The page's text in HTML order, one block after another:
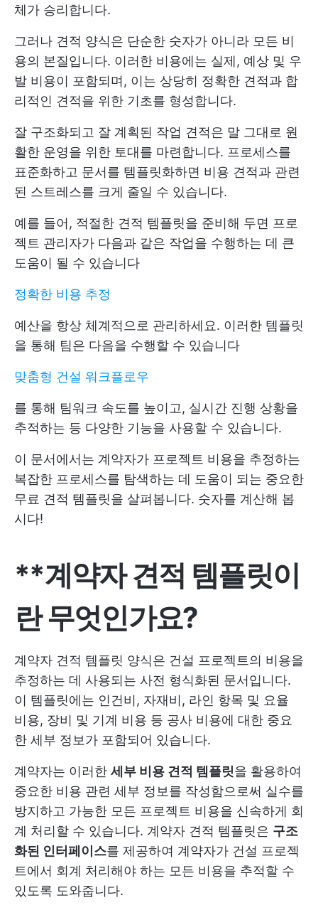
체가 승리합니다.
그러나 견적 양식은 단순한 숫자가 아니라 모든 비
용의 본질입니다. 이러한 비용에는 실제, 예상 및 우
발 비용이 포함되며, 이는 상당히 정확한 견적과 합
리적인 견적을 위한 기초를 형성합니다.
잘 구조화되고 잘 계획된 작업 견적은 말 그대로 원
활한 운영을 위한 토대를 마련합니다. 프로세스를
표준화하고 문서를 템플릿화하면 비용 견적과 관련
된 스트레스를 크게 줄일 수 있습니다.
예를 들어, 적절한 견적 템플릿을 준비해 두면 프로
젝트 관리자가 다음과 같은 작업을 수행하는 데 큰
도움이 될 수 있습니다
정확한 비용 추정
예산을 항상 체계적으로 관리하세요. 이러한 템플릿
을 통해 팀은 다음을 수행할 수 있습니다
맞춤형 건설 워크플로우
를 통해 팀워크 속도를 높이고, 실시간 진행 상황을
추적하는 등 다양한 기능을 사용할 수 있습니다.
이 문서에서는 계약자가 프로젝트 비용을 추정하는
복잡한 프로세스를 탐색하는 데 도움이 되는 중요한
무료 견적 템플릿을 살펴봅니다. 숫자를 계산해 봅
시다!
**계약자 견적 템플릿이
란 무엇인가요?
계약자 견적 템플릿 양식은 건설 프로젝트의 비용을
추정하는 데 사용되는 사전 형식화된 문서입니다.
이 템플릿에는 인건비, 자재비, 라인 항목 및 요율
비용, 장비 및 기계 비용 등 공사 비용에 대한 중요
한 세부 정보가 포함되어 있습니다.
계약자는 이러한 세부 비용 견적 템플릿을 활용하여
중요한 비용 관련 세부 정보를 작성함으로써 실수를
방지하고 가능한 모든 프로젝트 비용을 신속하게 회
계 처리할 수 있습니다. 계약자 견적 템플릿은 구조
화된 인터페이스를 제공하여 계약자가 건설 프로젝
트에서 회계 처리해야 하는 모든 비용을 추적할 수
있도록 도와줍니다.